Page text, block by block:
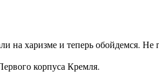
на харизме и теперь обойдемся. Не
корпуса Кремля.